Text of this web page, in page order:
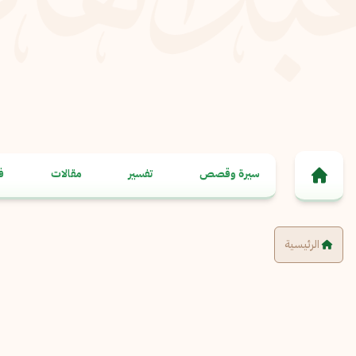
سيرة وقصص تفسير مقالات
الرئيسية